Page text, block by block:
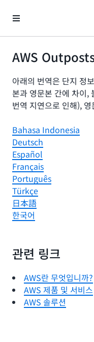
AWS
아래의 번역은 단지 정
본과 영문본 간에 차이,
번역 지연으로 인해),
Bahasa Indonesia
Deutsch
Español
Français
Português
Türkçe
日本語
한국어
관련 링크
AWS란 무엇입니까?
AWS 제품 및 서비스
AWS 솔루션